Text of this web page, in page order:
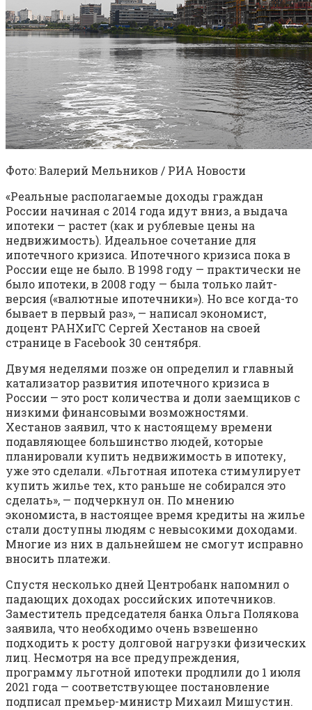
Фото: Валерий Мельников / РИА Новости
«Реальные располагаемые доходы граждан
России начиная с 2014 года идут вниз, а выдача
ипотеки — растет (как и рублевые цены на
недвижимость). Идеальное сочетание для
ипотечного кризиса. Ипотечного кризиса пока в
России еще не было. В 1998 году — практически не
было ипотеки, в 2008 году — была только лайт-
версия («валютные ипотечники»). Но все когда-то
бывает в первый раз», — написал экономист,
доцент РАНХиГС Сергей Хестанов на своей
странице в Facebook 30 сентября.
Двумя неделями позже он определил и главный
катализатор развития ипотечного кризиса в
России — это рост количества и доли заемщиков с
низкими финансовыми возможностями.
Хестанов заявил, что к настоящему времени
подавляющее большинство людей, которые
планировали купить недвижимость в ипотеку,
уже это сделали. «Льготная ипотека стимулирует
купить жилье тех, кто раньше не собирался это
сделать», — подчеркнул он. По мнению
экономиста, в настоящее время кредиты на жилье
стали доступны людям с невысокими доходами.
Многие из них в дальнейшем не смогут исправно
вносить платежи.
Спустя несколько дней Центробанк напомнил о
падающих доходах российских ипотечников.
Заместитель председателя банка Ольга Полякова
заявила, что необходимо очень взвешенно
подходить к росту долговой нагрузки физических
лиц. Несмотря на все предупреждения,
программу льготной ипотеки продлили до 1 июля
2021 года — соответствующее постановление
подписал премьер-министр Михаил Мишустин.